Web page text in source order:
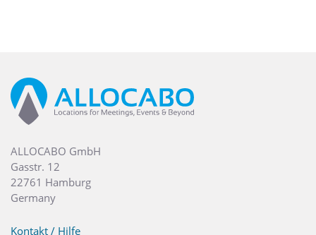
ALLOCABO GmbH
Gasstr. 12
22761 Hamburg
Germany
Kontakt / Hilfe